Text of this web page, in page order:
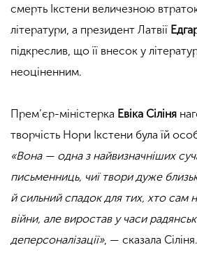
смерть Ікстени величезною
літератури, а президент Латвії
підкреслив, що її внесок у
неоціненним.
Прем’єр-міністерка Евіка Сіліня
творчість Нори Ікстени була їй
«Вона — одна з найвизначніших
письменниць, чиї твори дуже
й сильний спадок для тих, хто сам
війни, але виростав у часи
деперсоналізації», — сказала Сіліня.